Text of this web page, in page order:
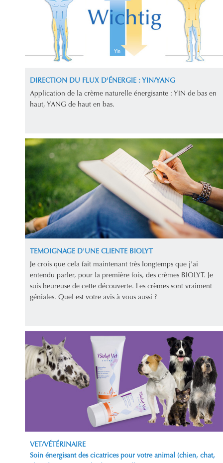
DIRECTION DU FLUX D'ÉNERGIE : YIN/YANG
Application de la crème naturelle énergisante : YIN de bas en
haut, YANG de haut en bas.
TEMOIGNAGE D'UNE CLIENTE BIOLYT
Je crois que cela fait maintenant très longtemps que j'ai
entendu parler, pour la première fois, des crèmes BIOLYT. Je
suis heureuse de cette découverte. Les crèmes sont vraiment
géniales. Quel est votre avis à vous aussi ?
VET/VÉTÉRINAIRE
Soin énergisant des cicatrices pour votre animal (chien, chat,